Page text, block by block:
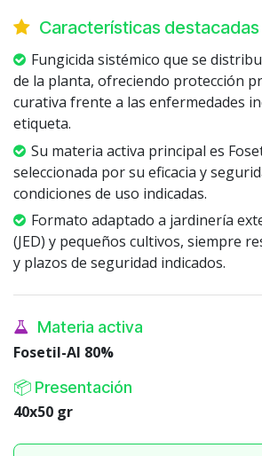
Características destacadas
Fungicida sistémico que se
de la planta, ofreciendo protección
curativa frente a las enfermedades
etiqueta.
Su materia activa principal es
seleccionada por su eficacia y
condiciones de uso indicadas.
Formato adaptado a jardinería
(JED) y pequeños cultivos, siempre
y plazos de seguridad indicados.
Materia activa
Fosetil-Al 80%
📦 Presentación
40x50 gr